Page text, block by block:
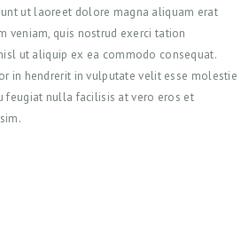
ut laoreet dolore magna aliquam erat
veniam, quis nostrud exerci tation
ut aliquip ex ea commodo consequat.
in hendrerit in vulputate velit esse molestie
feugiat nulla facilisis at vero eros et